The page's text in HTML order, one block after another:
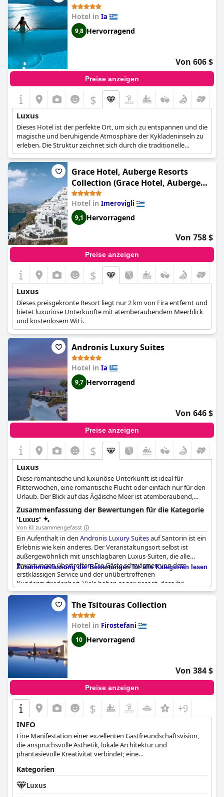
perfekte Wahl. Und selbst unter seltsamen Umständen mit
begrenzter Belegung erweist sich das Hotel immer noch als
wahrhaft fabelhaft. Von der unglaublichen Aussicht bis hin zur
erstklassigen Lage hat das
Astra Suites
magnifico, wie man so schön sagt!
Hotel in Ia
9,8 Hervorragend
Von 606 $
Preise anzeigen
$
Luxus
Dieses Hotel ist der perfekte Ort, um sich zu entspannen und die
magische und beruhigende Atmosphäre der Kykladeninseln zu
erleben. Die Struktur zeichnet sich durch die traditionelle
Kykladenarchitektur aus, während das Innere durch gemütliche
handgefertigte Elemente und antike Möbel aufgewertet wird.
Die Aussicht auf die Caldera in Kombination mit den
handgefertigten Höhlenelementen in den Studios sowie der
exquisite Service machen Ihren Aufenthalt zu einem
unvergesslichen Erlebnis.
Grace Hotel, Auberge Resorts
Collection (Grace Hotel, Auberge
Collection)
Hotel in Imerovigli
9,1 Hervorragend
Von 758 $
Preise anzeigen
$
Luxus
Dieses preisgekrönte Resort liegt nur 2 km von Fira entfernt und
bietet luxuriöse Unterkünfte mit atemberaubendem Meerblick
und kostenlosem WiFi.
Andronis Luxury Suites
Hotel in Ia
9,7 Hervorragend
Von 646 $
Preise anzeigen
$
Luxus
Diese romantische und luxuriöse Unterkunft ist ideal für
Flitterwochen, eine romantische Flucht oder einfach nur für den
Urlaub. Der Blick auf das Ägäische Meer ist atemberaubend,
ebenso wie die 29 preisgekrönten Suiten und Villen. Die Gäste
können zwischen einem privaten Infinity-Pool, einem
Höhlenpool oder einem Jacuzzi wählen und sich mit erholsamen
Spa-Therapien verwöhnen lassen. Am Abend können sie ein
Gourmet-Dinner im Restaurant Lycabettus genießen und die
Schönheit Santorins mit den besten Weinen und einem
unvergesslichen Sonnenuntergang erleben.
Zusammenfassung der Bewertungen für die Kategorie
'Luxus'
Von KI zusammengefasst
Ein Aufenthalt in den Andronis Luxury Suitesauf Santorin ist ein
Erlebnis wie kein anderes. Der Veranstaltungsort selbst ist
außergewöhnlich mit unschlagbaren Luxus-Suiten, die alle
Erwartungen übertreffen. Die Gäste schwärmen von dem
erstklassigen Service und der unübertroffenen
Kundenzufriedenheit. Viele haben sogar gesagt, dass ihr
Aufenthalt in diesem Hotel die Bedeutung von Luxus neu
definiert. Wenn Sie auf der Suche nach dem BESTEN Hotel auf
Santorin sind, dann suchen Sie nicht weiter alsAndronis Luxury
Suites . Gäste aus der ganzen Welt bestätigen die
unvergleichliche Gastfreundschaft und den Tudo (alles), den
dieses Hotel zu bieten hat. Von Anfang bis Ende ist ein
Aufenthalt in den Andronis Suites eine aufregende und
unvergessliche Erfahrung von purem Luxus.
Zusammenfassung der Bewertungen für alle Kategorien lesen
The Tsitouras Collection
Hotel in Firostefani
10 Hervorragend
Von 384 $
Preise anzeigen
$ +9
INFO
Eine Manifestation einer exzellenten Gastfreundschaftsvision,
die anspruchsvolle Ästhetik, lokale Architektur und
phantasievolle Kreativität verbindet; eine
gewöhnliche, klischeehafte weiße Dekor hinausgeht und
unauslöschliche Erinnerungen in den Herzen und Köpfen der
Gäste hinterlässt.
Kategorien
Luxus